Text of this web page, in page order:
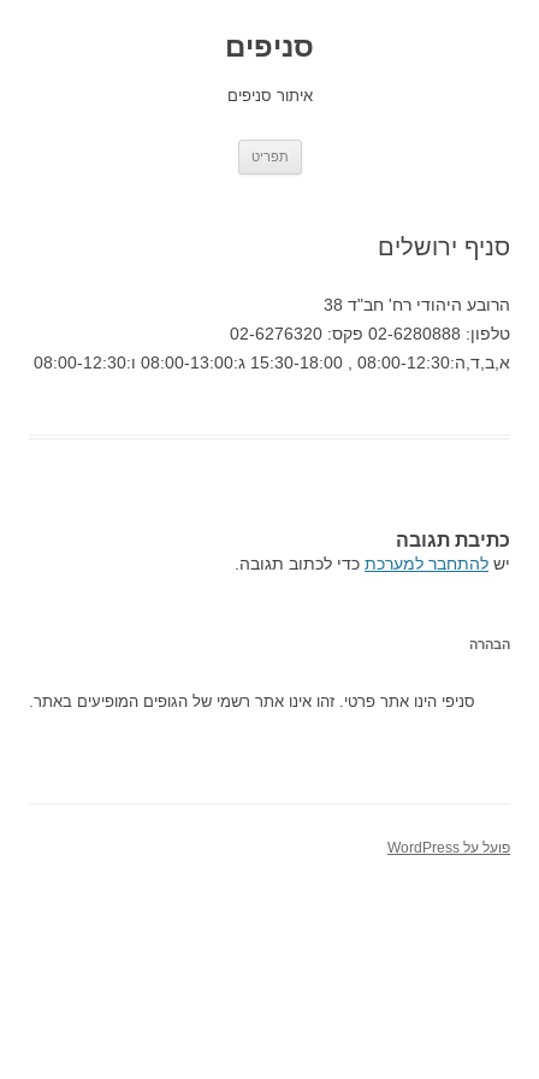
סניפים
איתור סניפים
תפריט
סניף ירושלים
הרובע היהודי רח' חב"ד 38
טלפון: 02-6280888 פקס: 02-6276320
א,ב,ד,ה:08:00-12:30 , 15:30-18:00 ג:08:00-13:00 ו:08:00-12:30
כתיבת תגובה
יש להתחבר למערכת כדי לכתוב תגובה.
הבהרה
סניפי הינו אתר פרטי. זהו אינו אתר רשמי של הגופים המופיעים באתר.
פועל על WordPress